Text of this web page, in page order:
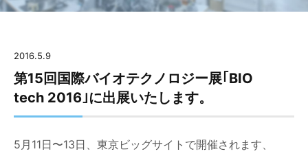
2016.5.9
第15回国際バイオテクノロジー展｢BIO
tech 2016｣に出展いたします。
5月11日〜13日、東京ビッグサイトで開催されます、